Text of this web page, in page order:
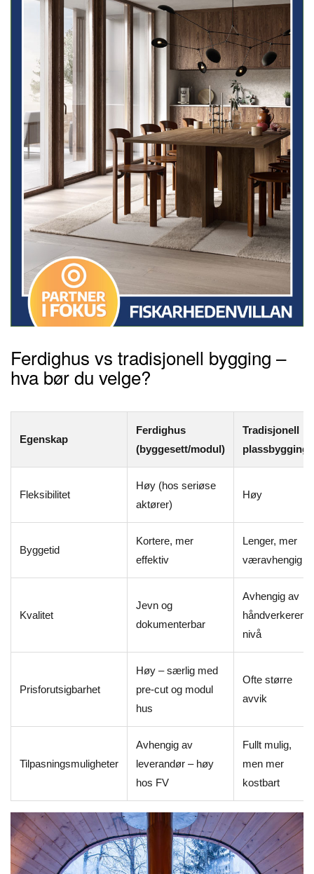
Ferdighus vs tradisjonell bygging –
hva bør du velge?
Egenskap
Ferdighus
(byggesett/modul)
Tradisjonell
plassbygging
Fleksibilitet
Høy (hos seriøse
aktører)
Høy
Byggetid
Kortere, mer
effektiv
Lenger, mer
væravhengig
Kvalitet
Jevn og
dokumenterbar
Avhengig av
håndverkerens
nivå
Prisforutsigbarhet
Høy – særlig med
pre-cut og modul
hus
Ofte større
avvik
Tilpasningsmuligheter
Avhengig av
leverandør – høy
hos FV
Fullt mulig,
men mer
kostbart